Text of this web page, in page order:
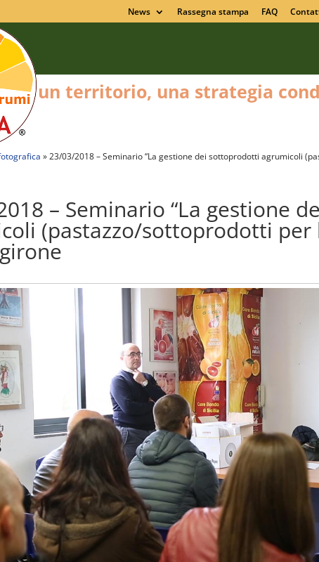
News Rassegna stampa FAQ
»23/03/2018 – Seminario “La gestione dei sottoprodotti agrumicoli
– Seminario “La gestione
(pastazzo/sottoprodotti per
un territorio, una strategia